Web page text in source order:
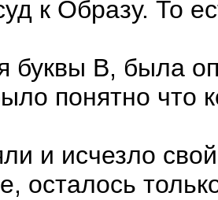
к Образу. То
буквы В, была
понятно что
и исчезло
осталось